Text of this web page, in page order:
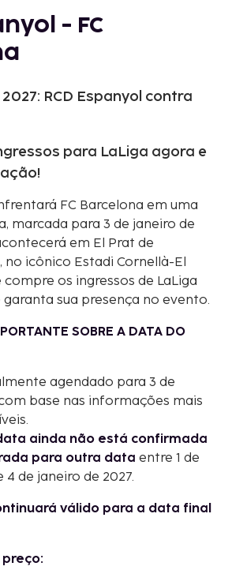
- FC
RCD Espanyol contra
para LaLiga agora e
FC Barcelona em uma
marcada para 3 de janeiro de
em El Prat de
no icônico Estadi Cornellà-El
compre os ingressos de LaLiga
garanta sua presença no evento.
SOBRE A DATA DO
agendado para 3 de
base nas informações mais
ainda não está confirmada
para outra data entre 1 de
4 de janeiro de 2027.
válido para a data final